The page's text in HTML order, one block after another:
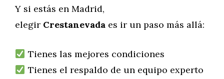
Y si estás en Madrid,
elegir Crestanevada es ir un paso más allá:
Tienes las mejores condiciones
Tienes el respaldo de un equipo experto